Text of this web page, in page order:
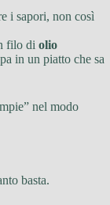
i sapori, non così
filo di olio
in un piatto che sa
nel modo
basta.